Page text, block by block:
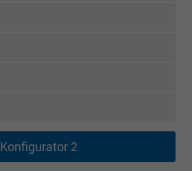
Konfigurator 2